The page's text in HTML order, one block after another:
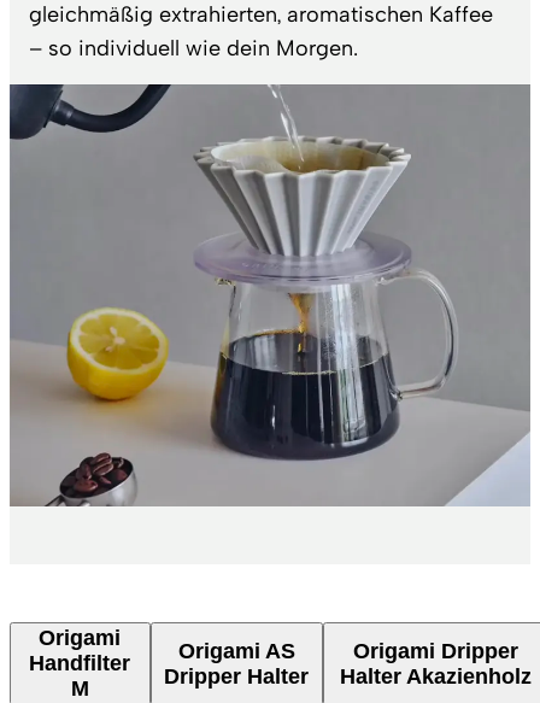
gleichmäßig extrahierten, aromatischen Kaffee
– so individuell wie dein Morgen.
Origami
Handfilter
M
Origami AS
Dripper Halter
Origami Dripper
Halter Akazienholz